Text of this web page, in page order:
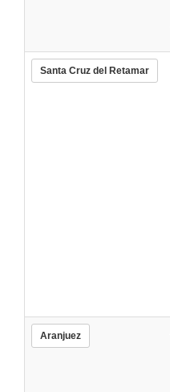
Santa Cruz del Retamar
Aranjuez